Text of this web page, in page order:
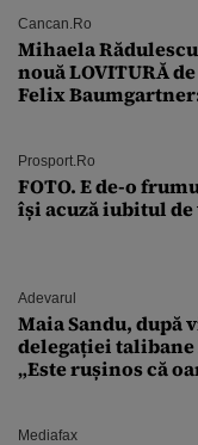
Cancan.ro
Mihaela
nouă LOVITURĂ
Felix
Prosport.ro
FOTO. E de-o
își acuză iubitul
Adevarul
Maia Sandu, după
delegației
„Este rușinos că
Mediafax